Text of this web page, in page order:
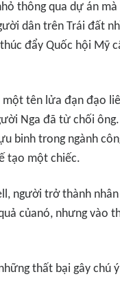
thông qua dự án
dân trên Trái đất
đẩy Quốc hội Mỹ
tên lửa đạn đạo
Nga đã từ chối
binh trong ngành
tạo một chiếc.
người trở thành
củanó, nhưng vào
thất bại gây chú